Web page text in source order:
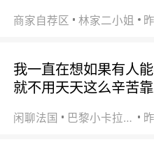
商家自荐区 林家二小姐
我一直在想如果有人
就不用天天这么辛苦
闲聊法国 巴黎小卡拉咪